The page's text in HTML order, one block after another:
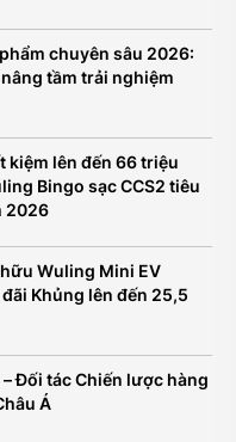
chuyên sâu 2026:
tầm trải nghiệm
kiệm lên đến 66 triệu
Bingo sạc CCS2 tiêu
2026
Wuling Mini EV
Khủng lên đến 25,5
Đối tác Chiến lược hàng
Á